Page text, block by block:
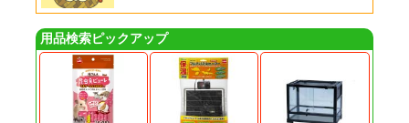
用品検索ピックアップ